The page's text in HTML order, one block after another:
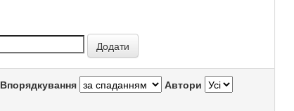
Впорядкування Автори